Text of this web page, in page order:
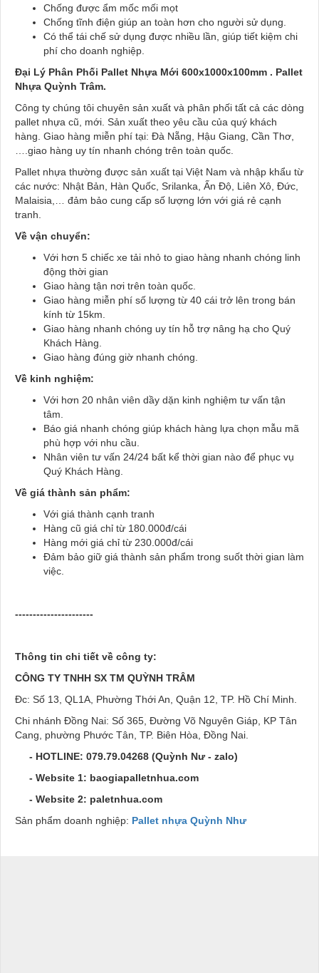
Chống được ẩm mốc mối mọt
Chống tĩnh điện giúp an toàn hơn cho người sử dụng.
Có thể tái chế sử dụng được nhiều lần, giúp tiết kiệm chi
phí cho doanh nghiệp.
Đại Lý Phân Phối Pallet Nhựa Mới 600x1000x100mm . Pallet
Nhựa Quỳnh Trâm.
Công ty chúng tôi chuyên sản xuất và phân phối tất cả các dòng
pallet nhựa cũ, mới. Sản xuất theo yêu cầu của quý khách
hàng. Giao hàng miễn phí tại: Đà Nẵng, Hậu Giang, Cần Thơ,
….giao hàng uy tín nhanh chóng trên toàn quốc.
Pallet nhựa thường được sản xuất tại Việt Nam và nhập khẩu từ
các nước: Nhật Bản, Hàn Quốc, Srilanka, Ấn Độ, Liên Xô, Đức,
Malaisia,… đảm bảo cung cấp số lượng lớn với giá rẻ cạnh
tranh.
Về vận chuyển:
Với hơn 5 chiếc xe tải nhỏ to giao hàng nhanh chóng linh
động thời gian
Giao hàng tận nơi trên toàn quốc.
Giao hàng miễn phí số lượng từ 40 cái trở lên trong bán
kính từ 15km.
Giao hàng nhanh chóng uy tín hỗ trợ nâng hạ cho Quý
Khách Hàng.
Giao hàng đúng giờ nhanh chóng.
Về kinh nghiệm:
Với hơn 20 nhân viên dầy dặn kinh nghiệm tư vấn tận
tâm.
Báo giá nhanh chóng giúp khách hàng lựa chọn mẫu mã
phù hợp với nhu cầu.
Nhân viên tư vấn 24/24 bất kể thời gian nào để phục vụ
Quý Khách Hàng.
Về giá thành sản phẩm:
Với giá thành cạnh tranh
Hàng cũ giá chỉ từ 180.000đ/cái
Hàng mới giá chỉ từ 230.000đ/cái
Đảm bảo giữ giá thành sản phẩm trong suốt thời gian làm
việc.
----------------------
Thông tin chi tiết về công ty:
CÔNG TY TNHH SX TM QUỲNH TRÂM
Đc: Số 13, QL1A, Phường Thới An, Quận 12, TP. Hồ Chí Minh.
Chi nhánh Đồng Nai: Số 365, Đường Võ Nguyên Giáp, KP Tân
Cang, phường Phước Tân, TP. Biên Hòa, Đồng Nai.
- HOTLINE: 079.79.04268 (Quỳnh Nư - zalo)
- Website 1: baogiapalletnhua.com
- Website 2: paletnhua.com
Sản phẩm doanh nghiệp: Pallet nhựa Quỳnh Như